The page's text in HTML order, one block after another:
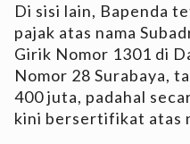
Di sisi lain, Bapenda
pajak atas nama
Girik Nomor 1301 di
Nomor 28 Surabaya,
400 juta, padahal
kini bersertifikat atas